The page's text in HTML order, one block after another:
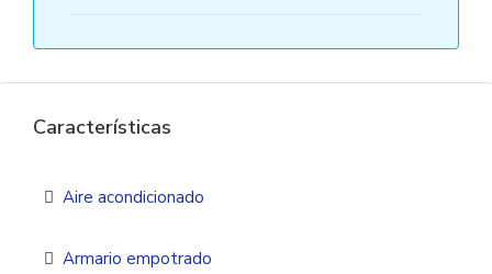
Características
Aire acondicionado
Armario empotrado